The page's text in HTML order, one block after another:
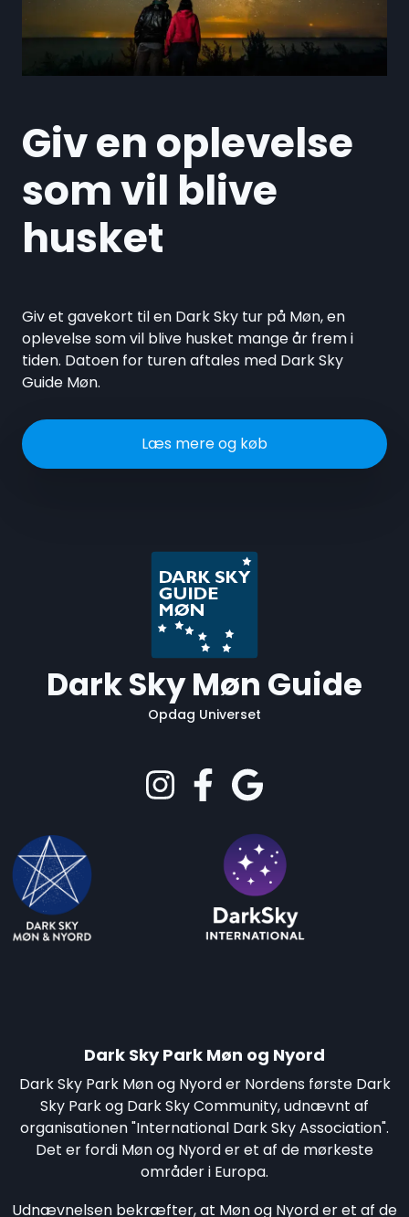
Giv en oplevelse
som vil blive
husket
Giv et gavekort til en Dark Sky tur på Møn, en
oplevelse som vil blive husket mange år frem i
tiden. Datoen for turen aftales med Dark Sky
Guide Møn.
Læs mere og køb
Dark Sky Møn Guide
Opdag Universet
Dark Sky Park Møn og Nyord
Dark Sky Park Møn og Nyord er Nordens første Dark
Sky Park og Dark Sky Community, udnævnt af
organisationen "International Dark Sky Association".
Det er fordi Møn og Nyord er et af de mørkeste
områder i Europa.
Udnævnelsen bekræfter, at Møn og Nyord er et af de